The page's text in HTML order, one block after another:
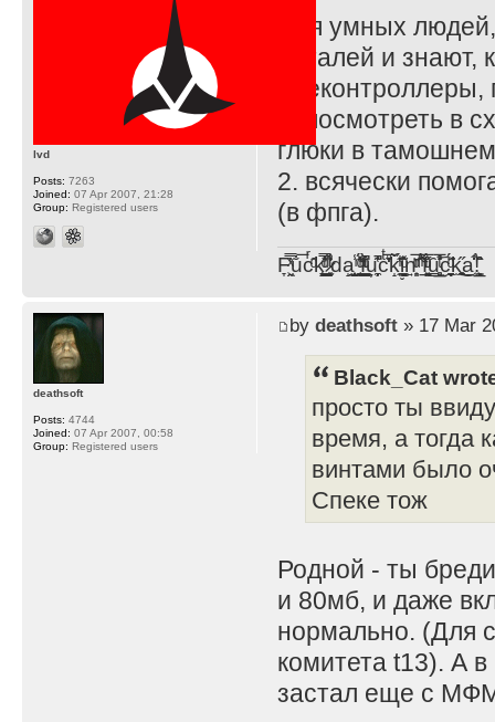
Для умных
деталей и
1. посмотреть в
глюки в
2. всячески
(в фпга).
F̞͖̭̿̔ͯu̐̅cͬ̑ͩk̨̤̳͇̮̭̪̠̽̿̓̆ͭͩ ̷̩̰͎̩͓̘̾̀ͬ̊ͭ͛ͅda̝̺͙̬͎̝̾͟ ̰̜̝̯͉̯̖̓̎́ͨ̽ͫ͟f̟͇̭̀ͬͨͭ̐̚u̹̼̹̗̞͑̔͂͐̚cͭ̅̊̆̒̆ǩ̝̩̯́ͥ̔̍̑ḭ͓͍̳̬ͦ̽͂n͍͎͈̈̅ͩͬ ̊ͫ̂̾̑̈́f̲͚͉͓͗̋́ͧͦ̅ȗ͇̲̻͈̲̅̎͗͒ͭ͡c̬̟̠̹̯̈́ͩ͘ͅk̫̠̻̋͜a̲͒̾̇!͙͕̺͉̗̩̲̂̏̄̀
lvd
Posts: 7263
Joined: 07 Apr 2007, 21:28
Group: Registered users
by deathsoft» 17 Mar
Black_Cat
просто ты
время, а тогда
винтами было
Спеке тож
Родной - ты
и 80мб, и даже
нормально. (Для
комитета t13). А
застал еще с
deathsoft
Posts: 4744
Joined: 07 Apr 2007, 00:58
Group: Registered users